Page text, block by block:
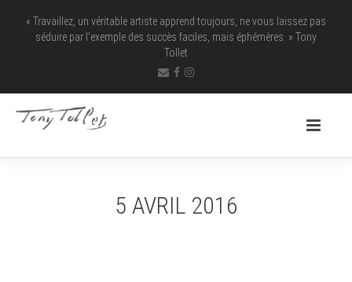
« Travaillez, un véritable artiste apprend toujours, ne vous laissez pas
séduire par l’exemple des succès faciles, mais éphémères. » Tony
Tollet
5 AVRIL 2016